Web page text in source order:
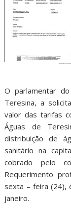
O parlamentar
Teresina, a
valor das tarifas
Águas de
distribuição de
sanitário na
cobrado pelo
Requerimento
sexta – feira (24),
janeiro.